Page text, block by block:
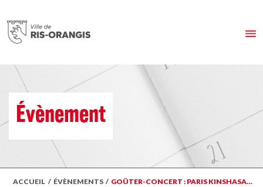
Évènement
ACCUEIL / ÉVÈNEMENTS / GOÛTER-CONCERT : PARIS KINSHASA…